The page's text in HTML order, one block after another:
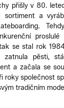
přišly v 80.
sortiment a
se stal rok
zatnula pěsti,
a začala se
roky společnost
tradičním